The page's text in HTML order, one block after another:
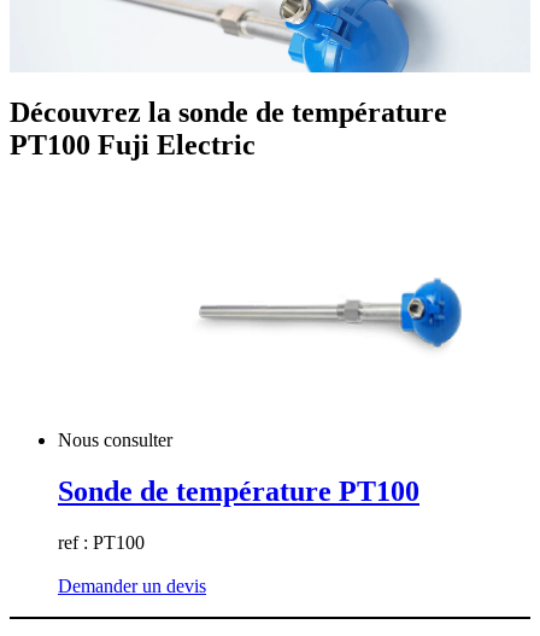
Découvrez la sonde de température
PT100 Fuji Electric
Nous consulter
Sonde de température PT100
ref : PT100
Demander un devis